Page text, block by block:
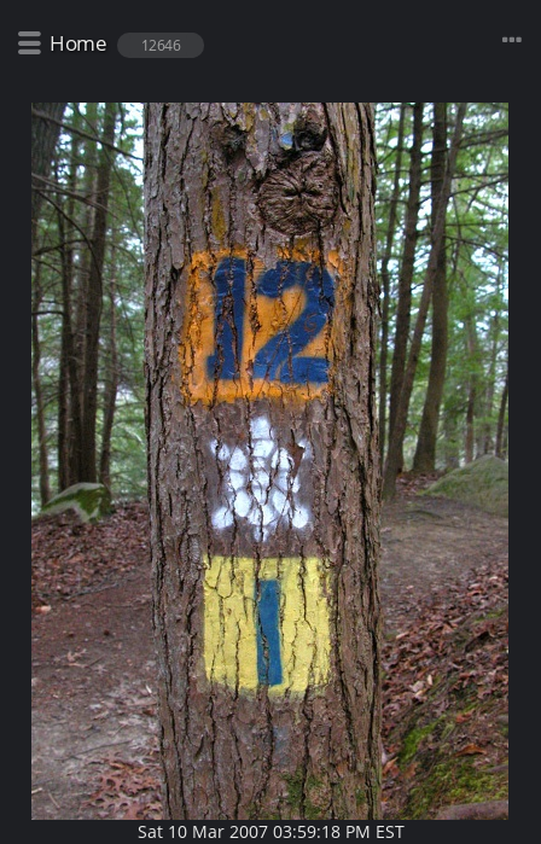
Home 12646
Sat 10 Mar 2007 03:59:18 PM EST